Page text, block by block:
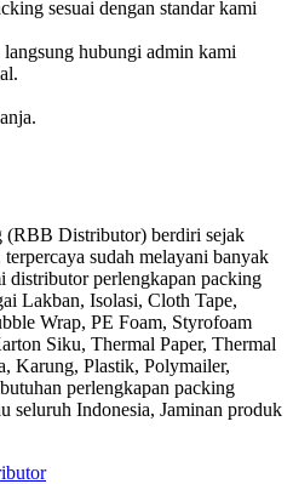
sesuai dengan standar kami
hubungi admin kami
(RBB Distributor) berdiri sejak
sudah melayani banyak
distributor perlengkapan packing
Lakban, Isolasi, Cloth Tape,
Wrap, PE Foam, Styrofoam
Siku, Thermal Paper, Thermal
Karung, Plastik, Polymailer,
perlengkapan packing
seluruh Indonesia, Jaminan produk